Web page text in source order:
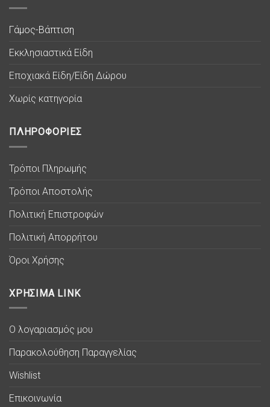
Γάμος-Βάπτιση
Εκκλησιαστικά Είδη
Εποχιακά Είδη/Είδη Δώρου
Χωρίς κατηγορία
ΠΛΗΡΟΦΟΡΙΕΣ
Τρόποι Πληρωμής
Τρόποι Αποστολής
Πολιτική Επιστροφών
Πολιτική Απορρήτου
Όροι Χρήσης
ΧΡΗΣΙΜΑ LINK
Ο λογαριασμός μου
Παρακολούθηση Παραγγελίας
Wishlist
Επικοινωνία